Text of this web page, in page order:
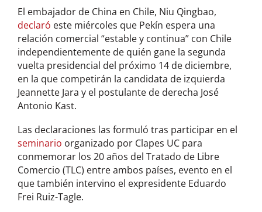
El embajador de China en Chile, Niu Qingbao,
declaró este miércoles que Pekín espera una
relación comercial “estable y continua” con Chile
independientemente de quién gane la segunda
vuelta presidencial del próximo 14 de diciembre,
en la que competirán la candidata de izquierda
Jeannette Jara y el postulante de derecha José
Antonio Kast.
Las declaraciones las formuló tras participar en el
seminario organizado por Clapes UC para
conmemorar los 20 años del Tratado de Libre
Comercio (TLC) entre ambos países, evento en el
que también intervino el expresidente Eduardo
Frei Ruiz-Tagle.